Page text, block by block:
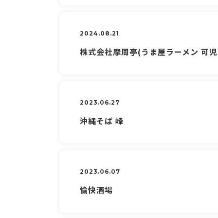
2024.08.21
株式会社摩周亭(うま屋ラーメン 可
2023.06.27
沖縄そば 峰
2023.06.07
愉快酒場